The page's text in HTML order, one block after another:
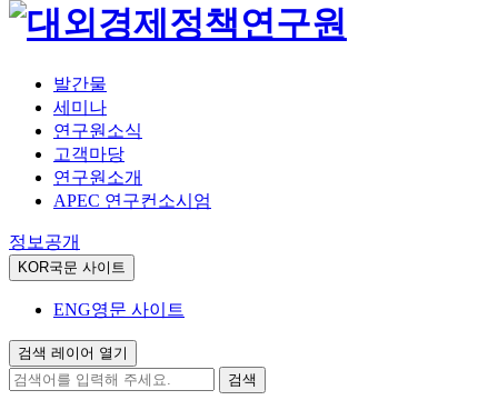
발간물
세미나
연구원소식
고객마당
연구원소개
APEC 연구컨소시엄
정보공개
KOR국문 사이트
ENG영문 사이트
검색 레이어 열기
검색